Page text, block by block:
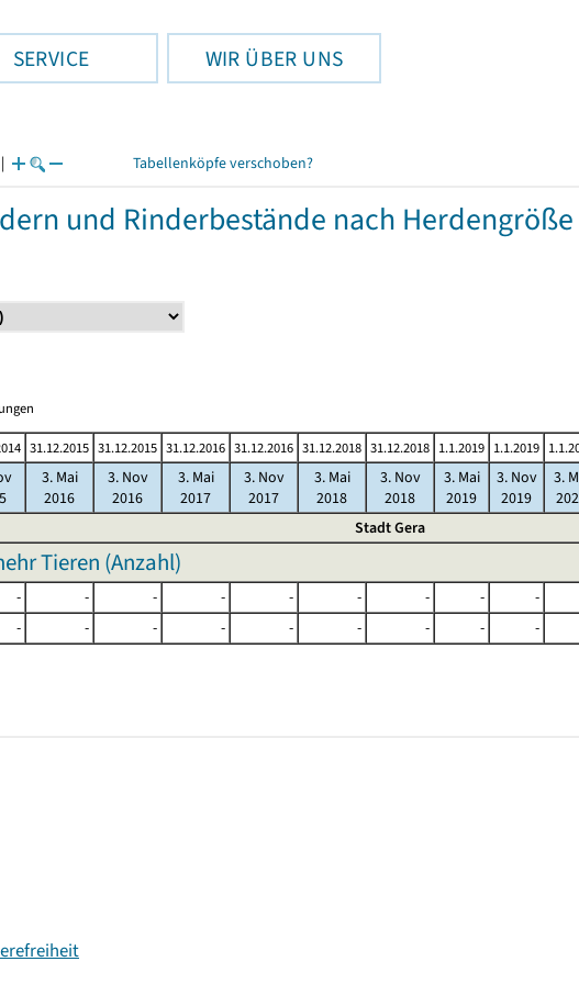
SERVICE WIR ÜBER UNS
| Tabellenköpfe verschoben?
und Rinderbestände nach
31.12.2015 31.12.2015 31.12.2016 31.12.2016 31.12.2018 31.12.2018 1.1.2019 1.1.2019
3. Mai
2016
3. Nov
2016
3. Mai
2017
3. Nov
2017
3. Mai
2018
3. Nov
2018
3. Mai
2019
3. Nov
2019
3.
Stadt Gera
Tieren (Anzahl)
- - - - - - - -
-
- - - - - - - - -